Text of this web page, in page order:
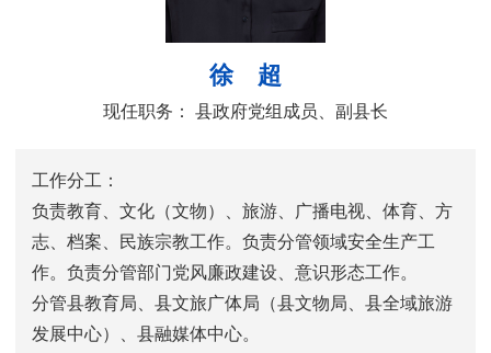
徐 超
现任职务： 县政府党组成员、副县长
工作分工：
负责教育、文化（文物）、旅游、广播电视、体育、方
志、档案、民族宗教工作。负责分管领域安全生产工
作。负责分管部门党风廉政建设、意识形态工作。
分管县教育局、县文旅广体局（县文物局、县全域旅游
发展中心）、县融媒体中心。